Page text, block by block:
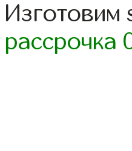
рассрочка